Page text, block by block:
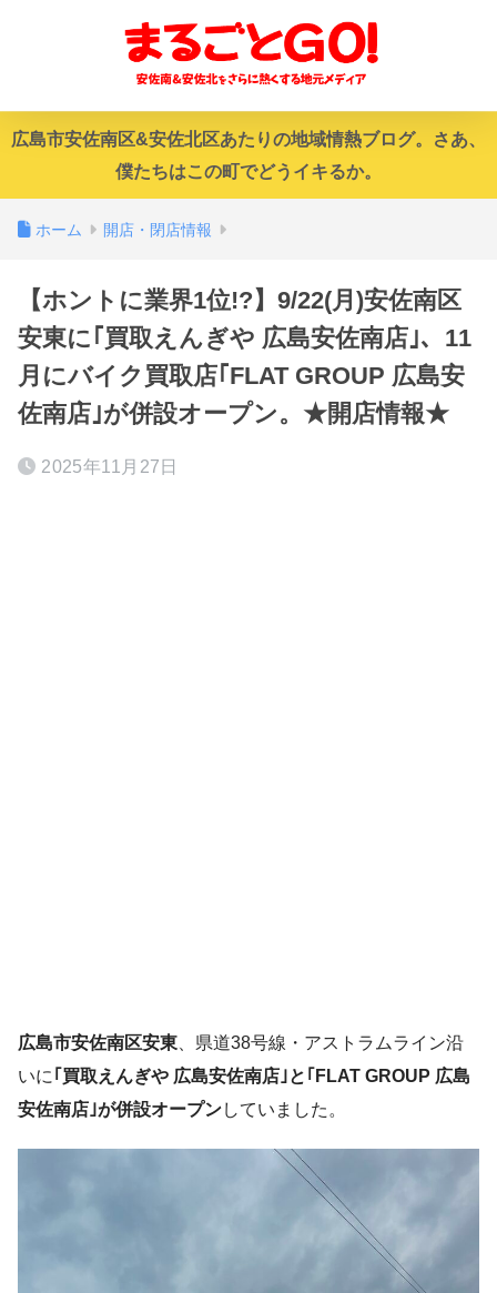
広島市安佐南区&安佐北区あたりの地域情熱ブログ。さあ、
僕たちはこの町でどうイキるか。
ホーム 開店・閉店情報
【ホントに業界1位!?】9/22(月)安佐南区
安東に｢買取えんぎや 広島安佐南店｣、11
月にバイク買取店｢FLAT GROUP 広島安
佐南店｣が併設オープン。★開店情報★
2025年11月27日
広島市安佐南区安東 、県道38号線・アストラムライン沿
いに ｢買取えんぎや 広島安佐南店｣と｢FLAT GROUP 広島
安佐南店｣が併設オープンしていました。